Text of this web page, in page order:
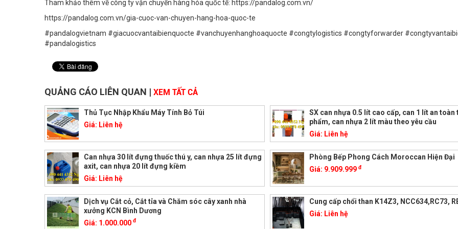
Tham khảo thêm về công ty vận chuyển hàng hóa quốc tế: https://pandalog.com.vn/
https://pandalog.com.vn/gia-cuoc-van-chuyen-hang-hoa-quoc-te
#pandalogvietnam #giacuocvantaibienquocte #vanchuyenhanghoaquocte #congtylogistics #congtyforwarder
#pandalogistics
QUẢNG CÁO LIÊN QUAN | XEM TẤT CẢ
Thủ Tục Nhập Khẩu Máy Tính Bỏ Túi
Giá: Liên hệ
SX can nhựa 0.5 lít cao cấp, can 1 lít an toàn
phẩm, can nhựa 2 lít màu theo yêu cầu
Giá: Liên hệ
Can nhựa 30 lít đựng thuốc thú y, can nhựa 25 lít đựng
axit, can nhựa 20 lít đựng kiềm
Giá: Liên hệ
Phòng Bếp Phong Cách Moroccan Hiện Đại
Giá: 9.909.999đ
Dịch vụ Cắt cỏ, Cắt tỉa và Chăm sóc cây xanh nhà
xưởng KCN Bình Dương
Giá: 1.000.000 đ
Cung cấp chổi than K14Z3, NCC634,RC73,
Giá: Liên hệ